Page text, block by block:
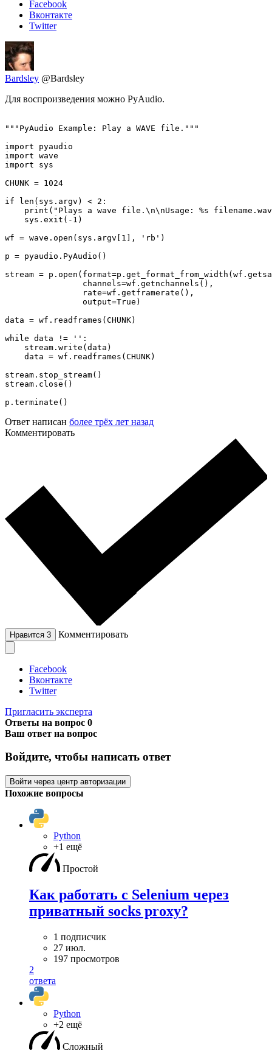
Facebook
Вконтакте
Twitter
Bardsley @Bardsley
Для воспроизведения можно PyAudio.
"""PyAudio Example: Play a WAVE file."""
import pyaudio
import wave
import sys
CHUNK = 1024
if len(sys.argv) < 2:
print("Plays a wave file.\n\nUsage: %s
    sys.exit(-1)
wf = wave.open(sys.argv[1], 'rb')
p = pyaudio.PyAudio()
stream =
                channels=wf.getnchannels(),
                rate=wf.getframerate(),
                output=True)
data = wf.readframes(CHUNK)
while data != '':
    stream.write(data)
    data = wf.readframes(CHUNK)
stream.stop_stream()
stream.close()
Ответ написан более трёх лет назад
Комментировать
Нравится 3 Комментировать
Facebook
Вконтакте
Twitter
Пригласить эксперта
Ответы на вопрос 0
Ваш ответ на вопрос
Войдите, чтобы написать ответ
Войти через центр авторизации
Похожие вопросы
Python
+1 ещё
Простой
Как работать с Selenium через
приватный socks proxy?
1 подписчик
27 июл.
197 просмотров
2
ответа
Python
+2 ещё
Сложный